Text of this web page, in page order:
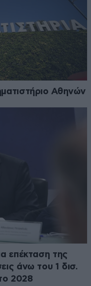
Αθηνών
επέκταση της
άνω του 1 δισ.
2028